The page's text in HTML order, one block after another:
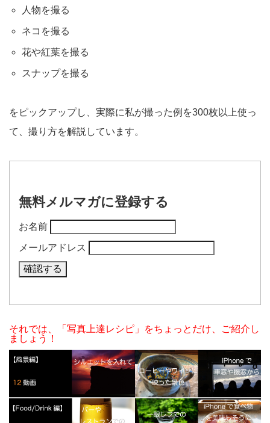
人物を撮る
ネコを撮る
花や紅葉を撮る
スナップを撮る
をピックアップし、実際に私が撮った例を300枚以上使っ
て、撮り方を解説しています。
無料メルマガに登録する
お名前
メールアドレス
それでは、「写真上達レシピ」をちょっとだけ、ご紹介し
ましょう！